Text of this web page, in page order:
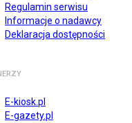
Regulamin serwisu
Informacje o nadawcy
Deklaracja dostępności
E-kiosk.pl
E-gazety.pl